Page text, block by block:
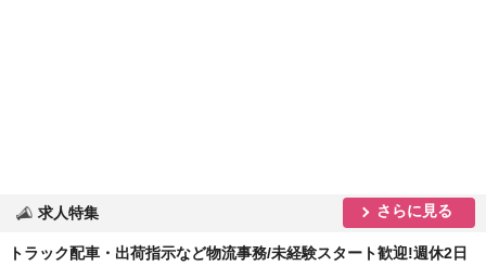
求人特集 さらに見る
トラック配車・出荷指示など物流事務/未経験スタート歓迎!週休2日